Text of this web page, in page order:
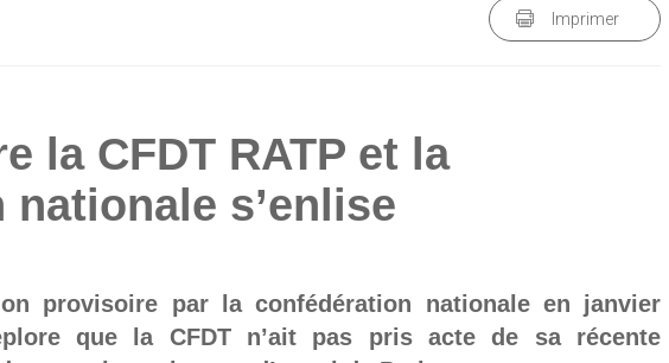
Imprimer
la CFDT RATP et la
s’enlise
provisoire par la confédération nationale en janvier
que la CFDT n’ait pas pris acte de sa récente